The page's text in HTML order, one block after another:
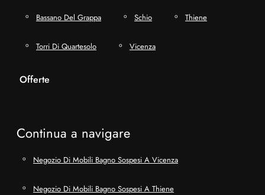
Bassano Del Grappa Schio Thiene
Torri Di Quartesolo Vicenza
Offerte
Continua a navigare
Negozio Di Mobili Bagno Sospesi A Vicenza
Negozio Di Mobili Bagno Sospesi A Thiene